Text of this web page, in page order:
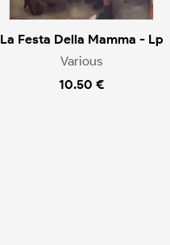
La Festa Della Mamma - Lp
Various
10.50 €